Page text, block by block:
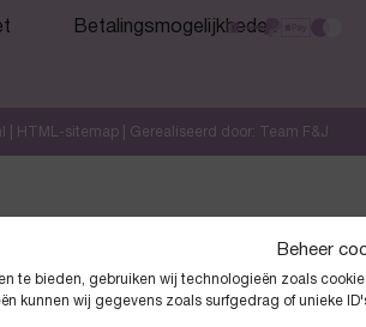
Beheer
te bieden, gebruiken wij technologieën zoals
kunnen wij gegevens zoals surfgedrag of unieke
Betalingsmogelijkheden
| HTML-sitemap| Gerealiseerd door: Team F&J